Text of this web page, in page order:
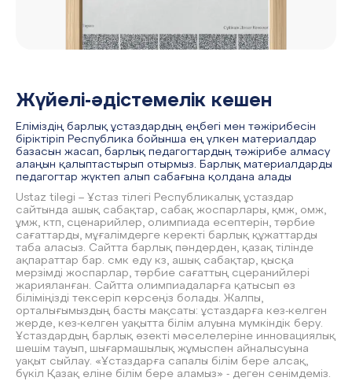
Жүйелі-әдістемелік кешен
Еліміздің барлық ұстаздардың еңбегі мен тәжірибесін
біріктіріп Республика бойынша ең үлкен материалдар
базасын жасап, барлық педагогтардың тәжірибе алмасу
алаңын қалыптастырып отырмыз. Барлық материалдарды
педагогтар жүктеп алып сабағына қолдана алады
Ustaz tilegi – Ұстаз тілегі Республикалық ұстаздар
сайтында ашық сабақтар, сабақ жоспарлары, қмж, омж,
ұмж, ктп, сценарийлер, олимпиада есептерін, тәрбие
сағаттарды, мұғалімдерге керекті барлық құжаттарды
таба аласыз. Сайтта барлық пәндерден, қазақ тілінде
ақпараттар бар. смк еду кз, ашық сабақтар, қысқа
мерзімді жоспарлар, тәрбие сағаттың сцеранийлері
жарияланған. Сайтта олимпиадаларға қатысып өз
біліміңізді тексеріп көрсеңіз болады. Жалпы,
орталығымыздың басты мақсаты: ұстаздарға кез-келген
жерде, кез-келген уақытта білім алуына мүмкіндік беру.
Ұстаздардың барлық өзекті мәселелеріне инновациялық
шешім тауып, шығармашылық жұмыспен айналысуына
уақыт сыйлау. «Ұстаздарға сапалы білім бере алсақ,
бүкіл Қазақ еліне білім бере аламыз» - деген сенімдеміз.